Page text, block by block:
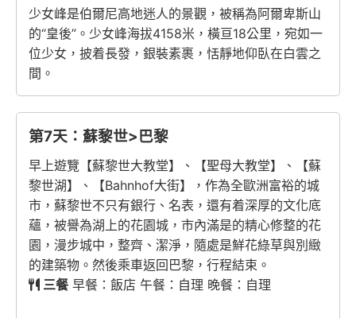
少女峰是伯爾尼高地迷人的景觀，被稱為阿爾卑斯山
的“皇後”。少女峰海拔4158米，橫亘18公里，宛如一
位少女，披着長發，銀裝素裹，恬靜地仰臥在白雲之
間。
第7天：蘇黎世>巴黎
早上遊覽【蘇黎世大教堂】、【聖母大教堂】、【蘇
黎世湖】、【Bahnhof大街】，作為全歐洲富裕的城
市，蘇黎世不只有銀行、名表，還有着深厚的文化底
蘊，被譽為湖上的花園城，市內滿是的精心修整的花
園，漫步城中，整齊、潔淨，隨處是鮮花綠草與別緻
的建築物。然後乘車返回巴黎，行程結束。
三餐早餐：飯店 午餐：自理 晚餐：自理